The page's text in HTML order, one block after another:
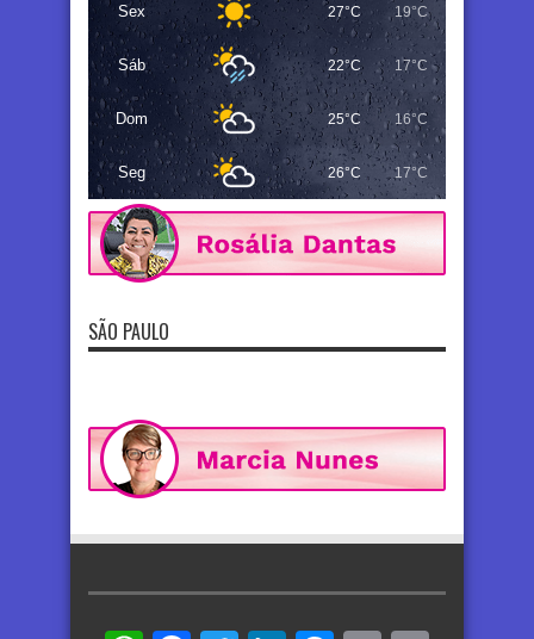
Sex 27°C 19°C
Sáb 22°C 17°C
Dom 25°C 16°C
Seg 26°C 17°C
SÃO PAULO